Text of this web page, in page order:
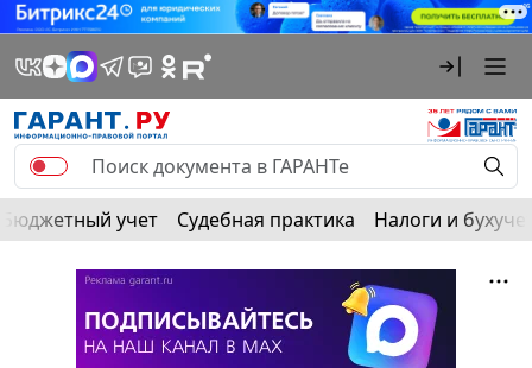
Бюджетный учет Судебная практика Налоги и